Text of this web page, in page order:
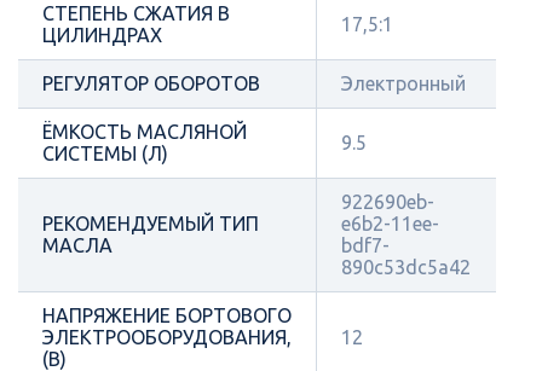
СТЕПЕНЬ СЖАТИЯ В
ЦИЛИНДРАХ
17,5:1
РЕГУЛЯТОР ОБОРОТОВ Электронный
ЁМКОСТЬ МАСЛЯНОЙ
СИСТЕМЫ (Л)
9.5
РЕКОМЕНДУЕМЫЙ ТИП
МАСЛА
922690eb-
e6b2-11ee-
bdf7-
890c53dc5a42
НАПРЯЖЕНИЕ БОРТОВОГО
ЭЛЕКТРООБОРУДОВАНИЯ,
(В)
12